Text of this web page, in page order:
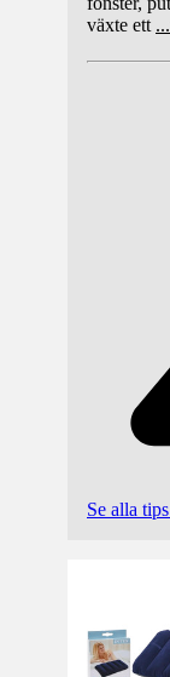
växte ett ...
Se alla